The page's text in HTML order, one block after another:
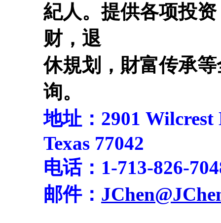
紀人。提供各项投
财，退
休規划，財富传承
询。
地址：2901 Wilcrest
Texas 77042
电话：1-713-826-
邮件：